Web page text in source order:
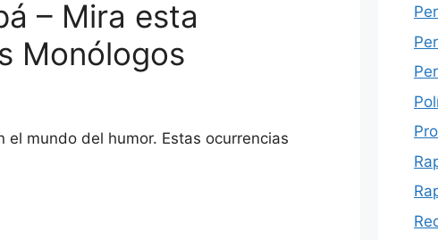
– Mira esta
Monólogos
mundo del humor. Estas ocurrencias